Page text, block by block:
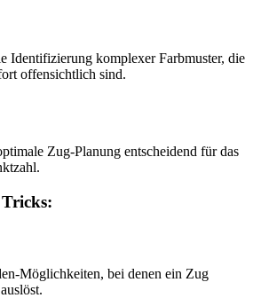
Identifizierung komplexer Farbmuster, die
offensichtlich sind.
Zug-Planung entscheidend für das
Möglichkeiten, bei denen ein Zug